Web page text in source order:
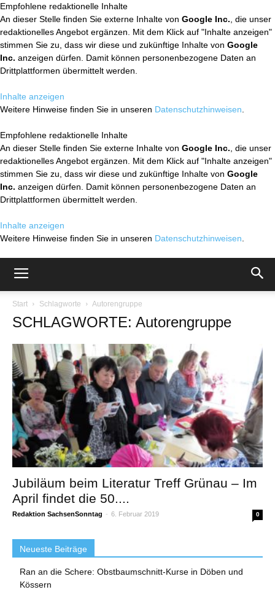
Empfohlene redaktionelle Inhalte
An dieser Stelle finden Sie externe Inhalte von Google Inc. , die unser
redaktionelles Angebot ergänzen. Mit dem Klick auf "Inhalte anzeigen"
stimmen Sie zu, dass wir diese und zukünftige Inhalte von Google
Inc. anzeigen dürfen. Damit können personenbezogene Daten an
Drittplattformen übermittelt werden.
Inhalte anzeigen
Weitere Hinweise finden Sie in unseren Datenschutzhinweisen
Empfohlene redaktionelle Inhalte
An dieser Stelle finden Sie externe Inhalte von Google Inc. , die unser
redaktionelles Angebot ergänzen. Mit dem Klick auf "Inhalte anzeigen"
stimmen Sie zu, dass wir diese und zukünftige Inhalte von Google
Inc. anzeigen dürfen. Damit können personenbezogene Daten an
Drittplattformen übermittelt werden.
Inhalte anzeigen
Weitere Hinweise finden Sie in unseren Datenschutzhinweisen
Start Schlagworte Autorengruppe
SCHLAGWORTE: Autorengruppe
Jubiläum beim Literatur Treff Grünau – Im
April findet die 50....
Redaktion SachsenSonntag - 6. Februar 2019 0
Neueste Beiträge
Ran an die Schere: Obstbaumschnitt-Kurse in Döben und
Kössern